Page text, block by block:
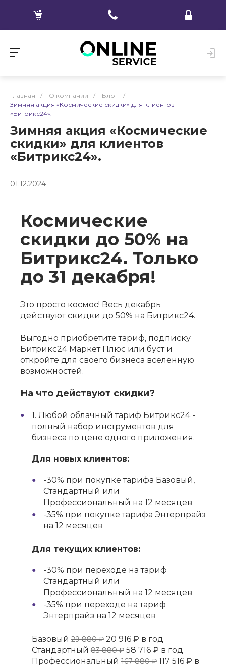
Главная / О компании / Блог
/
Зимняя акция «Космические скидки» для клиентов
«Битрикс24».
Зимняя акция «Космические
скидки» для клиентов
«Битрикс24».
01.12.2024
Космические
скидки до 50% на
Битрикс24. Только
до 31 декабря!
Это просто космос! Весь декабрь
действуют скидки до 50% на Битрикс24.
Выгодно приобретите тариф, подписку
Битрикс24 Маркет Плюс или буст и
откройте для своего бизнеса вселенную
возможностей.
На что действуют скидки?
1. Любой облачный тариф Битрикс24 -
полный набор инструментов для
бизнеса по цене одного приложения.
Для новых клиентов:
-30% при покупке тарифа Базовый,
Стандартный или
Профессиональный на 12 месяцев
-35% при покупке тарифа Энтерпрайз
на 12 месяцев
Для текущих клиентов:
-30% при переходе на тариф
Стандартный или
Профессиональный на 12 месяцев
-35% при переходе на тариф
Энтерпрайз на 12 месяцев
Базовый 29 880 ₽20 916 ₽ в год
Стандартный 83 880 ₽58 716 ₽ в год
Профессиональный 167 880 ₽117 516 ₽ в